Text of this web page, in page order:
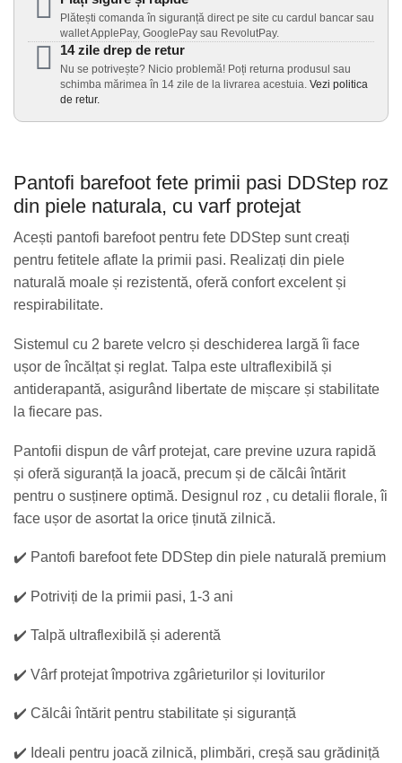
Plătești comanda în siguranță direct pe site cu cardul bancar sau
wallet ApplePay, GooglePay sau RevolutPay.
14 zile drep de retur
Nu se potrivește? Nicio problemă! Poți returna produsul sau
schimba mărimea în 14 zile de la livrarea acestuia. Vezi politica
de retur.
Pantofi barefoot fete primii pasi DDStep roz
din piele naturala, cu varf protejat
Acești pantofi barefoot pentru fete DDStep sunt creați
pentru fetitele aflate la primii pasi. Realizați din piele
naturală moale și rezistentă, oferă confort excelent și
respirabilitate.
Sistemul cu 2 barete velcro și deschiderea largă îi face
ușor de încălțat și reglat. Talpa este ultraflexibilă și
antiderapantă, asigurând libertate de mișcare și stabilitate
la fiecare pas.
Pantofii dispun de vârf protejat, care previne uzura rapidă
și oferă siguranță la joacă, precum și de călcâi întărit
pentru o susținere optimă. Designul roz , cu detalii florale, îi
face ușor de asortat la orice ținută zilnică.
✔️ Pantofi barefoot fete DDStep din piele naturală premium
✔️ Potriviți de la primii pasi, 1-3 ani
✔️ Talpă ultraflexibilă și aderentă
✔️ Vârf protejatîmpotriva zgârieturilor și loviturilor
✔️ Călcâi întăritpentru stabilitate și siguranță
✔️ Ideali pentru joacă zilnică, plimbări, creșă sau grădiniță